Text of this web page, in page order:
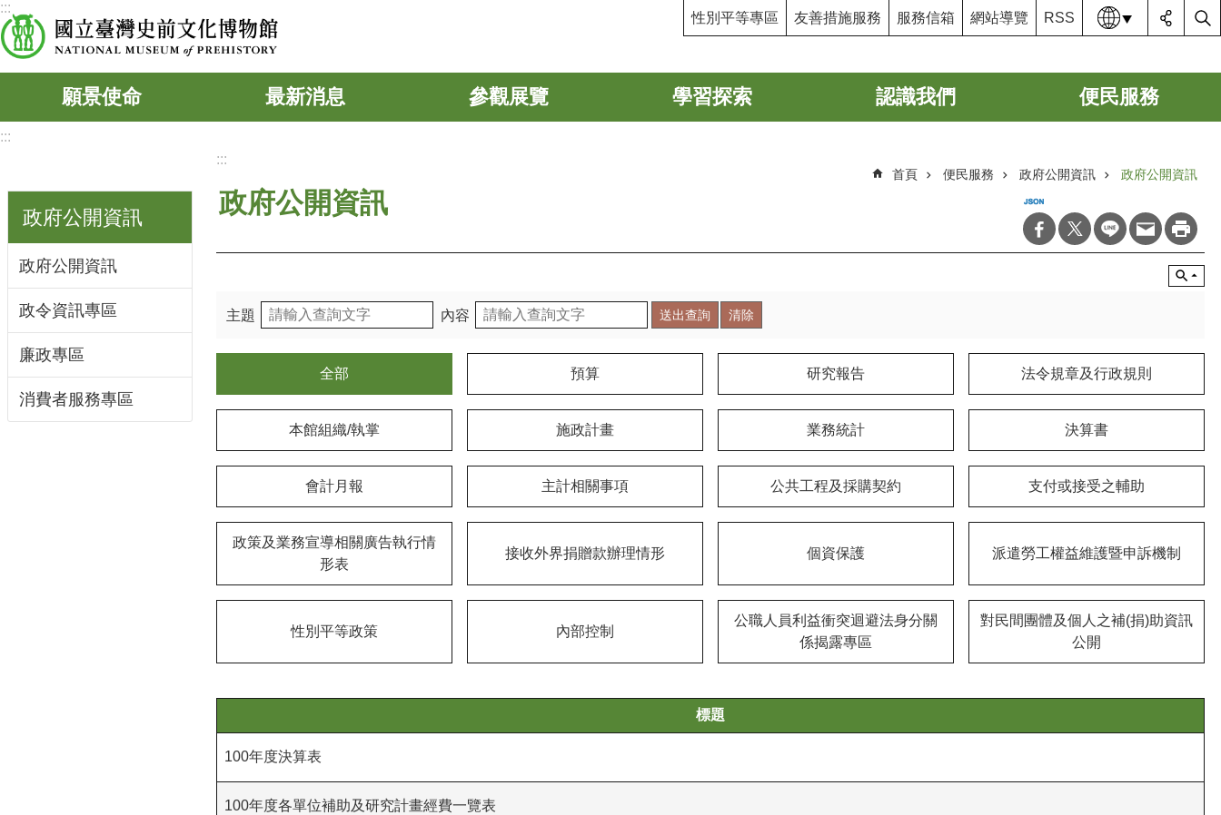
跳到主要內容區塊
:::
性別平等專區 友善措施服務 服務信箱 網站導覽 RSS 語系
願景使命 最新消息 參觀展覽 學習探索 認識我們 便民服務
:::
政府公開資訊
政府公開資訊
政令資訊專區
廉政專區
消費者服務專區
:::
首頁 便民服務 政府公開資訊 政府公開資訊
政府公開資訊
主題 內容
全部 預算 研究報告 法令規章及行政規則
本館組織/執掌 施政計畫 業務統計 決算書
會計月報 主計相關事項 公共工程及採購契約 支付或接受之輔助
政策及業務宣導相關廣告執行情
形表
接收外界捐贈款辦理情形 個資保護 派遣勞工權益維護暨申訴機制
性別平等政策 內部控制
公職人員利益衝突迴避法身分關
係揭露專區
對民間團體及個人之補(捐)助資訊
公開
標題
100年度決算表
100年度各單位補助及研究計畫經費一覽表